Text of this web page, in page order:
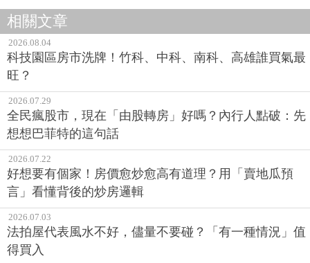
相關文章
2026.08.04
科技園區房市洗牌！竹科、中科、南科、高雄誰買氣最
旺？
2026.07.29
全民瘋股市，現在「由股轉房」好嗎？內行人點破：先
想想巴菲特的這句話
2026.07.22
好想要有個家！房價愈炒愈高有道理？用「賣地瓜預
言」看懂背後的炒房邏輯
2026.07.03
法拍屋代表風水不好，儘量不要碰？「有一種情況」值
得買入